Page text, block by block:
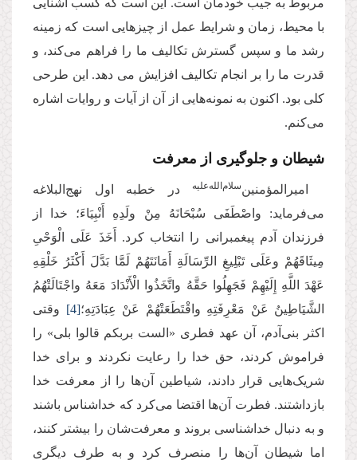
مربوط به جیب خودمان است. این است که کسب آشنایی
با محیط، زمان و شرایط عمل از چیزهایی است که زمینه
رشد ما و سپس گسترش تکالیف ما را فراهم می‌کند، و
قدرت ما را بر انجام تکالیف افزایش می دهد. این طرحی
کلی‌ بود. اکنون به نمونه‌هایی از آن از آیات و روایات اشاره
می‌کنم.
شیطان و جلوگیری از معرفت
امیرالمؤمنین‌سلام‌الله‌علیه
در خطبه اول نهج‌البلاغه
می‌فرماید: واصْطَفَى سُبْحَانَهُ مِنْ ولَدِهِ أَنْبِیَاءَ؛ خدا از
فرزندان آدم پیغمبرانی را انتخاب کرد. أَخَذَ عَلَى الْوَحْیِ
مِیثَاقَهُمْ وعَلَى تَبْلِیغِ الرِّسَالَةِ أَمَانَتَهُمْ لَمَّا بَدَّلَ أَكْثَرُ خَلْقِهِ
عَهْدَ اللَّهِ إِلَیْهِمْ فَجَهِلُوا حَقَّهُ واتَّخَذُوا الْأَنْدَادَ مَعَهُ واجْتَالَتْهُمُ‏
الشَّیَاطِینُ عَنْ مَعْرِفَتِهِ واقْتَطَعَتْهُمْ عَنْ عِبَادَتِهِ؛[4] وقتی
اکثر بنی‌آدم، آن عهد فطری «الست بربکم قالوا بلی» را
فراموش کردند، حق خدا را رعایت نکردند و برای خدا
شریک‌هایی قرار دادند، شیاطین آن‌ها را از معرفت خدا
بازداشتند. فطرت آن‌ها اقتضا می‌کرد که خداشناس باشند
و به دنبال خداشناسی بروند و معرفت‌شان را بیشتر کنند،
اما شیطان آن‌ها را منصرف‌‌ کرد و به طرف دیگری